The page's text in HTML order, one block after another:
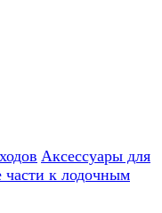
Аксессуары для
части к лодочным